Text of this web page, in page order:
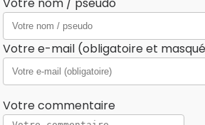
Votre e-mail (obligatoire et
Votre commentaire